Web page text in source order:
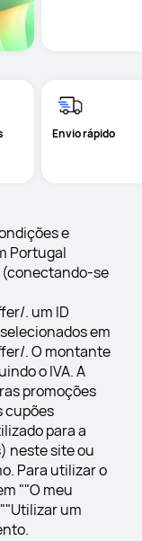
Envio rápido
e
Portugal
(conectando-se
. um ID
em
. O montante
o IVA. A
promoções
cupões
para a
neste site ou
Para utilizar o
""O meu
um